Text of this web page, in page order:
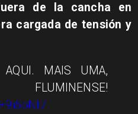
de la cancha en
cargada de tensión y
AQUI. MAIS UMA,